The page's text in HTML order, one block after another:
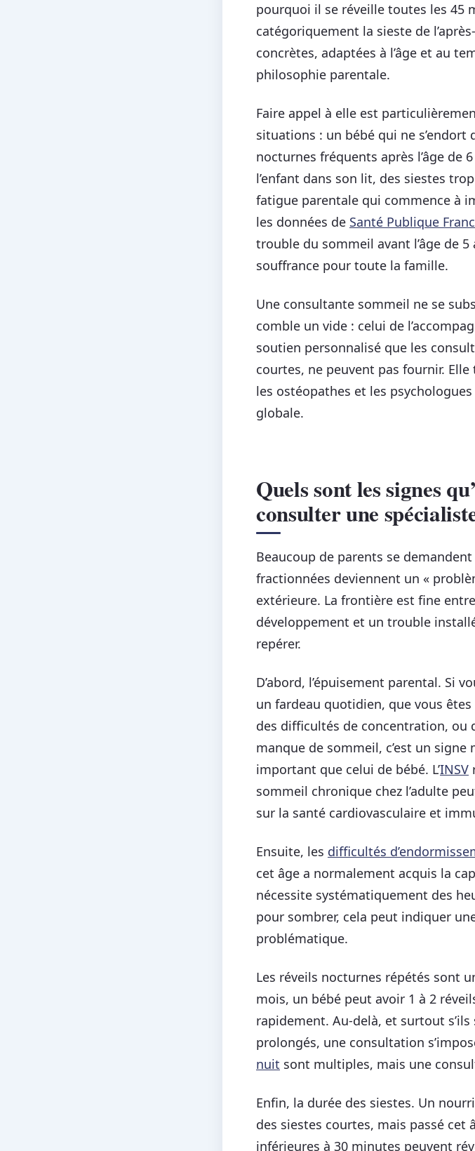
pourquoi il se réveille toutes les 45
catégoriquement la sieste de
concrètes, adaptées à l’âge et au
philosophie parentale.
Faire appel à elle est
situations : un bébé qui ne s’endort
nocturnes fréquents après l’âge de
l’enfant dans son lit, des siestes
fatigue parentale qui commence à
les données de Santé Publique
trouble du sommeil avant l’âge de
souffrance pour toute la famille.
Une consultante sommeil ne se
comble un vide : celui de
soutien personnalisé que les
courtes, ne peuvent pas fournir.
les ostéopathes et les
globale.
Quels sont les signes
consulter une
Beaucoup de parents se
fractionnées deviennent un «
extérieure. La frontière est fine
développement et un trouble
repérer.
D’abord, l’épuisement parental. Si
un fardeau quotidien, que vous
des difficultés de concentration, ou
manque de sommeil, c’est un
important que celui de bébé. L’INSV
sommeil chronique chez l’adulte
sur la santé cardiovasculaire et
Ensuite, les difficultés
cet âge a normalement acquis la
nécessite systématiquement des
pour sombrer, cela peut indiquer
problématique.
Les réveils nocturnes répétés sont
mois, un bébé peut avoir 1 à 2
rapidement. Au-delà, et surtout
prolongés, une consultation
nuit sont multiples, mais une
Enfin, la durée des siestes. Un
des siestes courtes, mais passé
inférieures à 30 minutes peuvent